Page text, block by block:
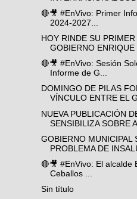
🔴🎥 #EnVivo: Primer
2024-2027...
HOY RINDE SU
GOBIERNO ENRIQUE
🔴🎥 #EnVivo: Sesión
Informe de G...
DOMINGO DE PILAS
VÍNCULO ENTRE EL
NUEVA PUBLICACIÓN
SENSIBILIZA SOBRE
GOBIERNO MUNICIPAL
PROBLEMA DE
🔴🎥 #EnVivo: El alcalde
Ceballos ...
Sin título